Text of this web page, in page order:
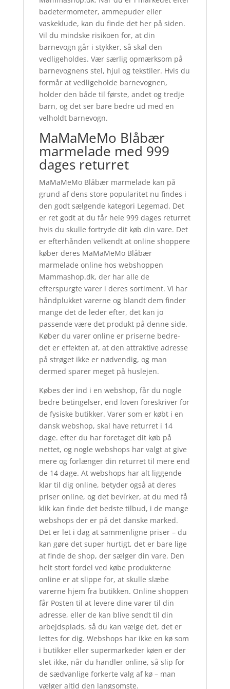
badetermometer, ammepuder eller
vaskeklude, kan du finde det her på siden.
Vil du mindske risikoen for, at din
barnevogn går i stykker, så skal den
vedligeholdes. Vær særlig opmærksom på
barnevognens stel, hjul og tekstiler. Hvis du
formår at vedligeholde barnevognen,
holder den både til første, andet og tredje
barn, og det ser bare bedre ud med en
velholdt barnevogn.
MaMaMeMo Blåbær
marmelade med 999
dages returret
MaMaMeMo Blåbær marmelade kan på
grund af dens store popularitet nu findes i
den godt sælgende kategori Legemad. Det
er ret godt at du får hele 999 dages returret
hvis du skulle fortryde dit køb din vare. Det
er efterhånden velkendt at online shoppere
køber deres MaMaMeMo Blåbær
marmelade online hos webshoppen
Mammashop.dk, der har alle de
efterspurgte varer i deres sortiment. Vi har
håndplukket varerne og blandt dem finder
mange det de leder efter, det kan jo
passende være det produkt på denne side.
Køber du varer online er priserne bedre-
det er effekten af, at den attraktive adresse
på strøget ikke er nødvendig, og man
dermed sparer meget på huslejen.
Købes der ind i en webshop, får du nogle
bedre betingelser, end loven foreskriver for
de fysiske butikker. Varer som er købt i en
dansk webshop, skal have returret i 14
dage. efter du har foretaget dit køb på
nettet, og nogle webshops har valgt at give
mere og forlænger din returret til mere end
de 14 dage. At webshops har alt liggende
klar til dig online, betyder også at deres
priser online, og det bevirker, at du med få
klik kan finde det bedste tilbud, i de mange
webshops der er på det danske marked.
Det er let i dag at sammenligne priser – du
kan gøre det super hurtigt, det er bare lige
at finde de shop, der sælger din vare. Den
helt stort fordel ved købe produkterne
online er at slippe for, at skulle slæbe
varerne hjem fra butikken. Online shoppen
får Posten til at levere dine varer til din
adresse, eller de kan blive sendt til din
arbejdsplads, så du kan vælge det, det er
lettes for dig. Webshops har ikke en kø som
i butikker eller supermarkeder køen er der
slet ikke, når du handler online, så slip for
de sædvanlige forkerte valg af kø – man
vælger altid den langsomste.